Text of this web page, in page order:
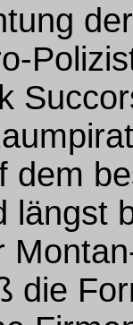
dem
längst
die